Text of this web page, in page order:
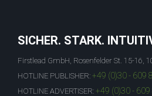
SICHER. STARK.
Firstlead GmbH, Rosenfelder St. 15-16,
HOTLINE PUBLISHER: +49 (0)30 - 609
HOTLINE ADVERTISER: +49 (0)30 -